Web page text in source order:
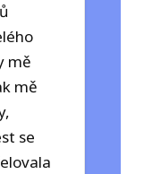
mě
mě
se